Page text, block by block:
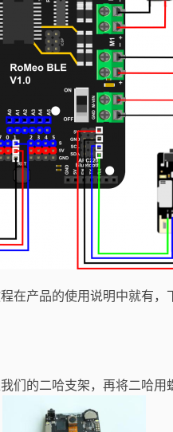
在产品的使用说明中就有，
们的二哈支架，再将二哈用